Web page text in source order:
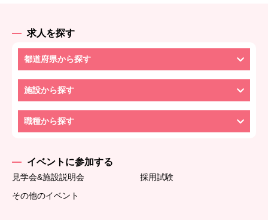
求人を探す
都道府県から探す
施設から探す
職種から探す
イベントに参加する
見学会&施設説明会
採用試験
その他のイベント